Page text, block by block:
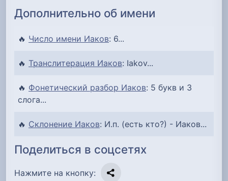
Дополнительно об имени
🔥 Число имени Иаков: 6...
🔥 Транслитерация Иаков: Iakov...
🔥 Фонетический разбор Иаков: 5 букв и 3
слога...
🔥 Склонение Иаков: И.п. (есть кто?) - Иаков...
Поделиться в соцсетях
Нажмите на кнопку: